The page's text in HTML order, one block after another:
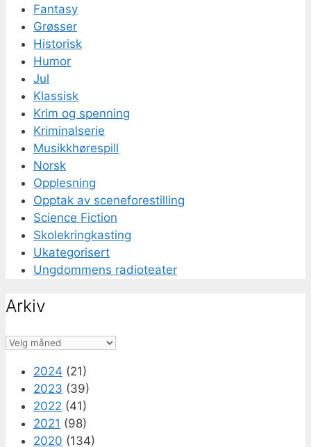
Fantasy
Grøsser
Historisk
Humor
Jul
Klassisk
Krim og spenning
Kriminalserie
Musikkhørespill
Norsk
Opplesning
Opptak av sceneforestilling
Science Fiction
Skolekringkasting
Ukategorisert
Ungdommens radioteater
Arkiv
Arkiv
2024 (21)
2023 (39)
2022 (41)
2021 (98)
2020 (134)